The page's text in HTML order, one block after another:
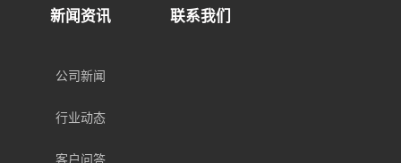
新闻资讯
公司新闻
行业动态
客户问答
联系我们